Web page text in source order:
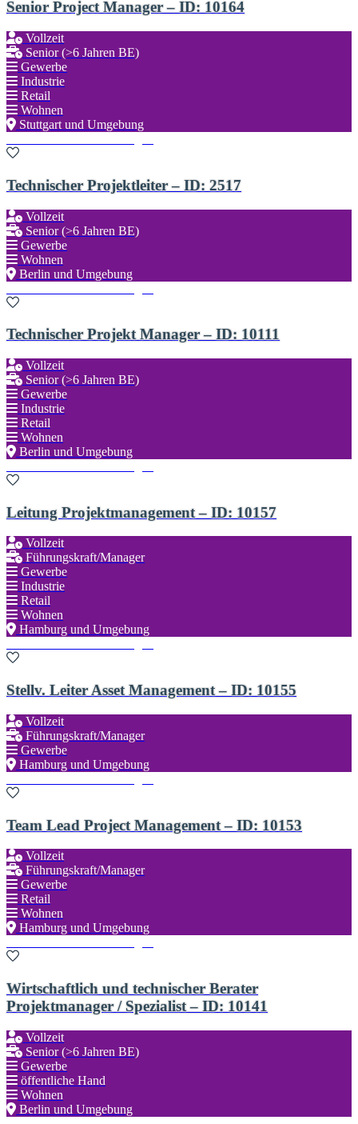
Senior Project Manager – ID: 10164
Vollzeit
Senior (>6 Jahren BE)
Gewerbe
Industrie
Retail
Wohnen
Stuttgart und Umgebung
Technischer Projektleiter – ID: 2517
Vollzeit
Senior (>6 Jahren BE)
Gewerbe
Wohnen
Berlin und Umgebung
Technischer Projekt Manager – ID: 10111
Vollzeit
Senior (>6 Jahren BE)
Gewerbe
Industrie
Retail
Wohnen
Berlin und Umgebung
Leitung Projektmanagement – ID: 10157
Vollzeit
Führungskraft/Manager
Gewerbe
Industrie
Retail
Wohnen
Hamburg und Umgebung
Stellv. Leiter Asset Management – ID: 10155
Vollzeit
Führungskraft/Manager
Gewerbe
Hamburg und Umgebung
Team Lead Project Management – ID: 10153
Vollzeit
Führungskraft/Manager
Gewerbe
Retail
Wohnen
Hamburg und Umgebung
Wirtschaftlich und technischer Berater
Projektmanager / Spezialist – ID: 10141
Vollzeit
Senior (>6 Jahren BE)
Gewerbe
öffentliche Hand
Wohnen
Berlin und Umgebung